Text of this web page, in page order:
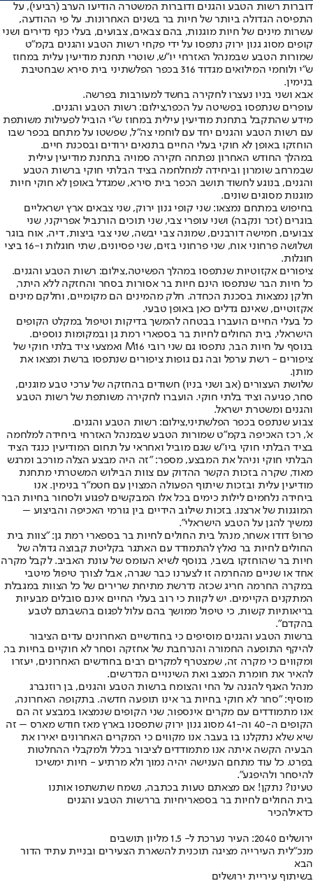
דוברות רשות הטבע והגנים ודוברות המשטרה הודיעו הערב (רביעי), על
התפיסה הגדולה ביותר של חיות בר בשנים האחרונות. על פי ההודעה,
עשרות מינים של חיות מוגנות, בהם צבאים, צבועים, בעלי כנף נדירים ושני
קופים מסוג גנון ירוק נתפסו על ידי פקחי רשות הטבע והגנים בקמ"ט
שמורות הטבע שבמנהל האזרחי יו"ש, שוטרי תחנת מודיעין עלית במחוז
ש"י ולוחמי המילואים מגדוד 316 בכפר הפלשתיני בית סירא שבחטיבת
בנימין.
אבא ושני בניו נעצרו לחקירה בחשד למעורבות בפרשה.
עופרים שנתפסו בפשיטה על הכפר,צילום: רשות הטבע והגנים.
מידע שהתקבל בתחנת מודיעין עילית במחוז ש"י הוביל לפעילות משותפת
עם רשות הטבע והגנים יחד עם לוחמי צה"ל, שפשטו על מתחם בכפר שבו
הוחזקו באופן לא חוקי בעלי החיים בתנאים ירודים ובסכנת חיים.
במהלך החודש האחרון נפתחה חקירה סמויה בתחנת מודיעין עילית
שבמרחב שומרון וביחידה למחלחמה בציד הבלתי חוקי ברשות הטבע
והגנים, בנוגע לחשוד תושב הכפר בית סירא, שמגדל באופן לא חוקי חיות
מוגנות מסוגים שונים.
בחיפוש במתחם נמצאו: שני קופי גנון ירוק, שני צבאים ארץ ישראליים
בוגרים (זכר ונקבה) ושני עופרי צבי, שני תוכים הורנביל אפריקני, שני
צבועים, חמישה דורבנים, שמונה צבי יבשה, שני צבי ביצות, דיה, אוח בוגר
ושלושה פרחוני אוח, שני פרחוני בזים, שני פסיונים, שתי חוגלות ו-16 ביצי
חוגלות.
ציפורים אקזוטיות שנתפסו במהלך הפשיטה,צילום: רשות הטבע והגנים.
כל חיות הבר שנתפסו הינם חיות בר אסורות בסחר והחזקה ללא היתר,
חלקן נמצאות בסכנת הכחדה. חלק מהמינים הם מקומיים, וחלקם מינים
אקזוטיים, שאינם גדלים כאן באופן טבעי.
כל בעלי החיים הועברו בבטחה להמשך בדיקות וטיפול במקלט הקופים
הישראלי, בית החולים לחיות בר בספארי רמת גן ובמקומות נוספים.
בנוסף על חיות הבר, נתפסו גם שני רובי M16 ואמצעי ציד בלתי חוקי של
ציפורים - רשת ערפל ובה גם גופות ציפורים שנתפסו ברשת ומצאו את
מותן.
שלושת העצורים (אב ושני בניו) חשודים בהחזקה של ערכי טבע מוגנים,
סחר, פגיעה וציד בלתי חוקי. הועברו לחקירה משותפת של רשות הטבע
והגנים ומשטרת ישראל.
צבוע שנתפס בכפר הפלשתיני,צילום: רשות הטבע והגנים.
א', רכז האכיפה בקמ"ט שמורות הטבע שבמנהל האזרחי ביחידה למלחמה
בציד הבלתי חוקי ביו"ש שגם מוביל ואחראי על תחום המודיעין כנגד הציד
הבלתי חוקי וניהל את המבצע, מספר: "זה היה מבצע הצלה מורכב ומרגש
מאוד, שקרה בזכות הקשר ההדוק עם צוות הבילוש המשטרתי מתחנת
מודיעין עלית ובזכות שיתוף הפעולה המצוין עם חטמ"ר בנימין. אנו
ביחידה נלחמים לילות כימים בכל אלו המבקשים לפגוע ולסחור בחיות הבר
המוגנות של ארצנו. בזכות שילוב הידיים בין גורמי האכיפה והביצוע –
נמשיך להגן על הטבע הישראלי".
פרופ' דודו אשחר, מנהל בית החולים לחיות בר בספארי רמת גן: "צוות בית
החולים לחיות בר נאלץ להתמודד עם האתגר בקליטת קבוצה גדולה של
חיות בר שהוחזקו בשבי, בנוסף לשיא העומס של עונת האביב. לקבל מקרה
אחד או שניים מהחרמה זו לצערנו כבר שגרה, אבל לצורך טיפול מיטבי
במקרה החרמה חריג שכזה נדרשת מתיחת שרירים של כל הצוות במגבלת
המתקנים הקיימים. יש לקוות כי רוב בעלי החיים אינם סובלים מבעיות
בריאותיות קשות, כי טיפול ממושך בהם עלול לפגום בהשבתם לטבע
בהקדם".
ברשות הטבע והגנים מוסיפים כי בחודשיים האחרונים עדים הציבור
להיקף התופעה החמורה והנרחבת של אחזקה וסחר לא חוקיים בחיות בר,
ומקווים כי מקרה זה, שמצטרף למקרים רבים בחודשים האחרונים, יעזרו
להאיר את חומרת המצב ואת השינויים הנדרשים.
מנהל האגף להגנה על החי והצומח ברשות הטבע והגנים, בן רוזנברג
מוסיף: "סחר לא חוקי בחיות בר אינו תופעה חדשה. בתקופה האחרונה,
אנו מתמודדים עם מקרים אינספור, שני הקופים שנמצאו במבצע זה הם
הקופים ה-40 וה-41 מסוג גנון ירוק שתפסנו בארץ מאז חודש מארס – זה
שיא שלא נתקלנו בו בעבר. אנו מקווים כי המקרים האחרונים יאירו את
הבעיה הקשה איתה אנו מתמודדים לציבור בכלל ולמקבלי ההחלטות
בפרט. כל עוד מתחם הענישה יהיה נמוך ולא מרתיע - חיות ימשיכו
להיסחר ולהיפגע".
טעינו? נתקן! אם מצאתם טעות בכתבה, נשמח שתשתפו אותנו
בית החולים לחיות בר בספאריחיות בררשות הטבע והגנים
כדאילהכיר
ירושלים 2040: העיר נערכת ל- 1.5 מליון תושבים
מנכ"לית העירייה מציגה תוכנית להשארת הצעירים ובניית עתיד הדור
הבא
בשיתוף עיריית ירושלים